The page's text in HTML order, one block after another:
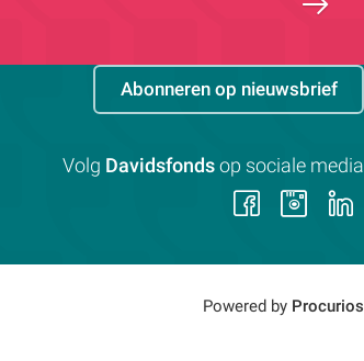
Abonneren op nieuwsbrief
Volg Davidsfonds op sociale media
Volg
op op
Powered by Procurios